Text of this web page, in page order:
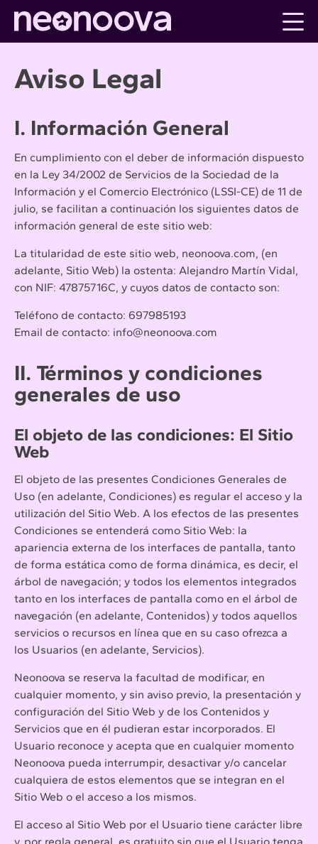
content
Aviso Legal
I. Información General
En cumplimiento con el deber de información dispuesto
en la Ley 34/2002 de Servicios de la Sociedad de la
Información y el Comercio Electrónico (LSSI-CE) de 11 de
julio, se facilitan a continuación los siguientes datos de
información general de este sitio web:
La titularidad de este sitio web, neonoova.com, (en
adelante, Sitio Web) la ostenta: Alejandro Martín Vidal,
con NIF: 47875716C, y cuyos datos de contacto son:
Teléfono de contacto: 697985193
Email de contacto: info@neonoova.com
II. Términos y condiciones
generales de uso
El objeto de las condiciones: El Sitio
Web
El objeto de las presentes Condiciones Generales de
Uso (en adelante, Condiciones) es regular el acceso y la
utilización del Sitio Web. A los efectos de las presentes
Condiciones se entenderá como Sitio Web: la
apariencia externa de los interfaces de pantalla, tanto
de forma estática como de forma dinámica, es decir, el
árbol de navegación; y todos los elementos integrados
tanto en los interfaces de pantalla como en el árbol de
navegación (en adelante, Contenidos) y todos aquellos
servicios o recursos en línea que en su caso ofrezca a
los Usuarios (en adelante, Servicios).
Neonoova se reserva la facultad de modificar, en
cualquier momento, y sin aviso previo, la presentación y
configuración del Sitio Web y de los Contenidos y
Servicios que en él pudieran estar incorporados. El
Usuario reconoce y acepta que en cualquier momento
Neonoova pueda interrumpir, desactivar y/o cancelar
cualquiera de estos elementos que se integran en el
Sitio Web o el acceso a los mismos.
El acceso al Sitio Web por el Usuario tiene carácter libre